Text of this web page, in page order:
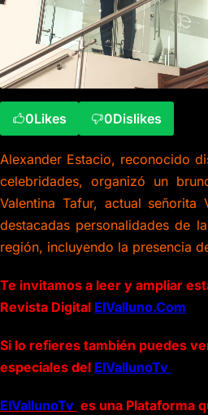
0Likes 0Dislikes
Alexander Estacio, reconocido
celebridades, organizó un
Valentina Tafur, actual señorita
destacadas personalidades de
región, incluyendo la presencia
Te invitamos a leer y ampliar
Revista Digital ElValluno.Com
Si lo refieres también puedes
especiales del ElVallunoTv
ElVallunoTv es una Plataforma